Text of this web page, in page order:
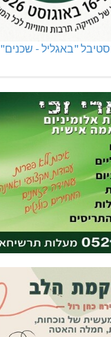
"באגליל - שכנים"